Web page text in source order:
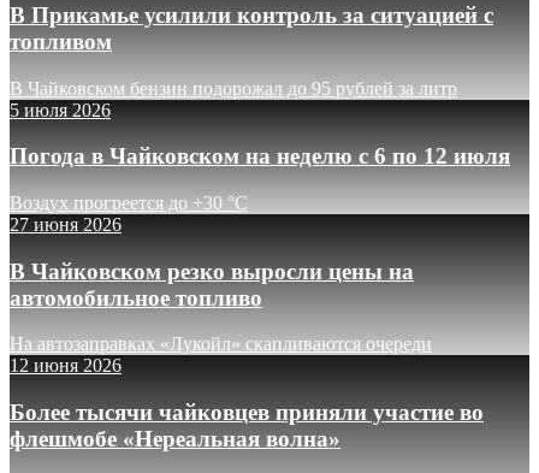
В Прикамье усилили контроль за ситуацией с
топливом
В Чайковском бензин подорожал до 95 рублей за литр
5 июля 2026
Погода в Чайковском на неделю с 6 по 12 июля
Воздух прогреется до +30 °C
27 июня 2026
В Чайковском резко выросли цены на
автомобильное топливо
На автозаправках «Лукойл» скапливаются очереди
12 июня 2026
Более тысячи чайковцев приняли участие во
флешмобе «Нереальная волна»